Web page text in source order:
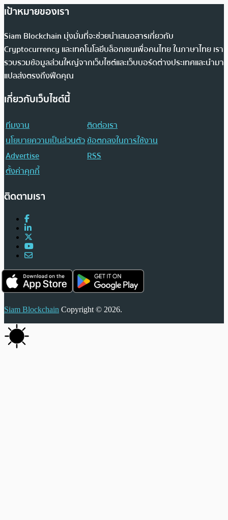
เป้าหมายของเรา
Siam Blockchain มุ่งมั่นที่จะช่วยนำเสนอสารเกี่ยวกับ
Cryptocurrency และเทคโนโลยีบล็อกเชนเพื่อคนไทย ในภาษาไทย เรา
รวบรวมข้อมูลส่วนใหญ่จากเว็บไซต์และเว็บบอร์ดต่างประเทศและนำมา
แปลส่งตรงถึงฟีดคุณ
เกี่ยวกับเว็บไซต์นี้
ทีมงาน
ติดต่อเรา
นโยบายความเป็นส่วนตัวข้อตกลงในการใช้งาน
Advertise
RSS
ตั้งค่าคุกกี้
ติดตามเรา
Siam Blockchain Copyright © 2026.